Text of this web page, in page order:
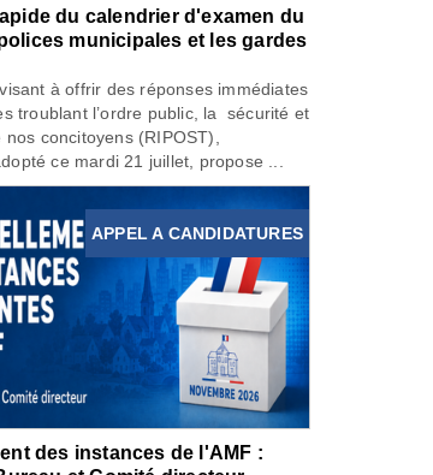
du calendrier d'examen du
municipales et les gardes
à offrir des réponses immédiates
troublant l’ordre public, la sécurité et
concitoyens (RIPOST),
ce mardi 21 juillet, propose ...
APPEL A CANDIDATURES
des instances de l'AMF :